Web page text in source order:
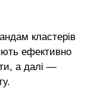
кластерів
ефективно
а далі —